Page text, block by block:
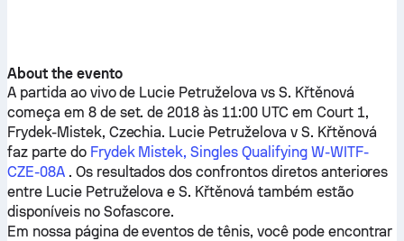
About the evento
A partida ao vivo de Lucie Petruželova vs S. Křtěnová
começa em 8 de set. de 2018 às 11:00 UTC em Court 1,
Frydek-Mistek, Czechia. Lucie Petruželova v S. Křtěnová
faz parte do Frydek Mistek, Singles Qualifying W-WITF-
CZE-08A . Os resultados dos confrontos diretos anteriores
entre Lucie Petruželova eS. Křtěnová também estão
disponíveis no Sofascore.
Em nossa página de eventos de tênis, você pode encontrar